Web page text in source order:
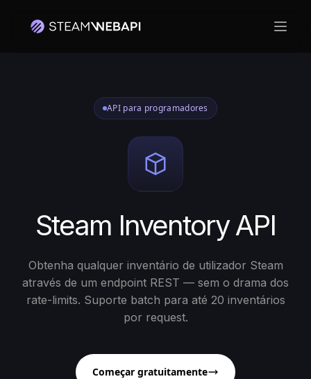
Abrir
API para programadores
Steam Inventory API
Obtenha qualquer inventário de utilizador Steam
através de um endpoint REST — sem o drama dos
rate-limits. Suporte batch para até 20 inventários
por request.
Começar gratuitamente